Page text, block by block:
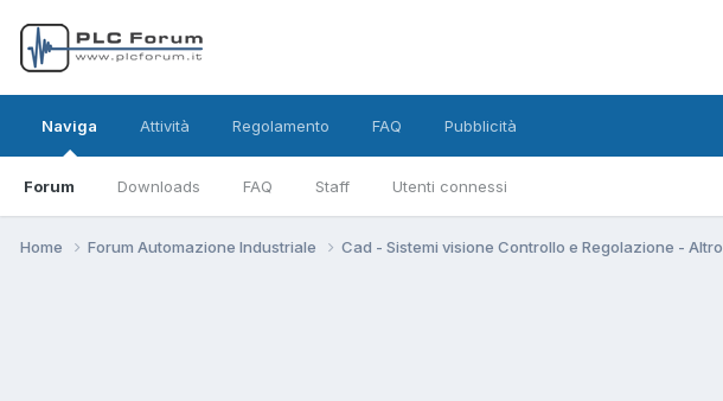
Naviga
Forum Downloads FAQ Staff Utenti connessi
Attività Regolamento FAQ Pubblicità
Home Forum Automazione Industriale Cad - Sistemi visione Controllo e Regolazione - Altro